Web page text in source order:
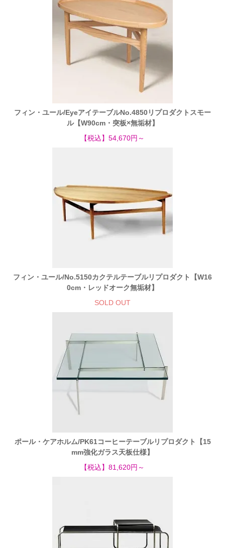
フィン・ユール/EyeアイテーブルNo.4850リプロダクトスモー
ル【W90cm・突板×無垢材】
【税込】54,670円～
フィン・ユール/No.5150カクテルテーブルリプロダクト【W16
0cm・レッドオーク無垢材】
SOLD OUT
ポール・ケアホルム/PK61コーヒーテーブルリプロダクト【15
mm強化ガラス天板仕様】
【税込】81,620円～